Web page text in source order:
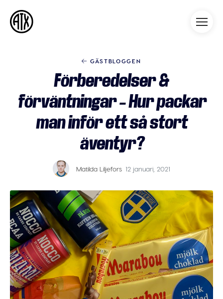
GÄSTBLOGGEN
Förberedelser &
förväntningar – Hur packar
man inför ett så stort
äventyr?
Matilda Liljefors 12 januari, 2021